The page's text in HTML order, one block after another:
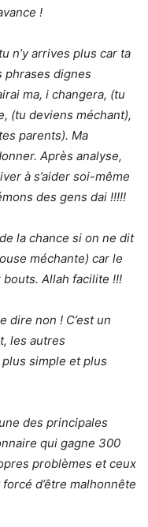
!
n’y arrives plus car ta
dignes
ma, i changera, (tu
(tu deviens méchant),
parents). Ma
Après analyse,
à s’aider soi-même
des gens dai !!!!!
la chance si on ne dit
méchante) car le
bouts. Allah facilite !!!
dire non ! C’est un
les autres
simple et plus
des principales
qui gagne 300
problèmes et ceux
d’être malhonnête